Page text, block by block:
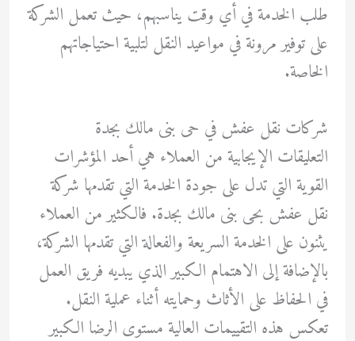
طلب الخدمة في أي وقت يناسبهم، حيث تعمل الشركة
على توفير مرونة في مواعيد النقل لتلبية احتياجاتهم
الخاصة.
شركات نقل عفش في حى بنى مالك بجدة
التعليقات الإيجابية من العملاء هي أحد المؤشرات
القوية التي تدل على جودة الخدمة التي تقدمها شركة
نقل عفش بحى بنى مالك بجدة. فالكثير من العملاء
يثنون على الخدمة السريعة والفعالة التي تقدمها الشركة،
بالإضافة إلى الاهتمام الكبير الذي يبديه فريق العمل
في الحفاظ على الأثاث وحمايته أثناء عملية النقل.
تعكس هذه التقييمات العالية مستوى الرضا الكبير